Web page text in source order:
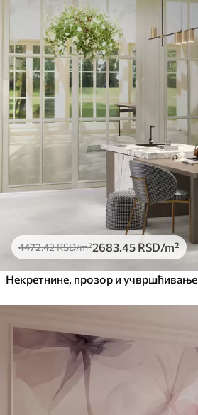
4472.42RSD/m²2683.45 RSD/m²
Некретнине, прозор и учвршћивање